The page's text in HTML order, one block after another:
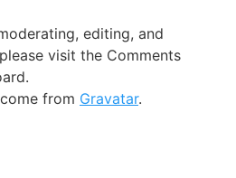
editing, and
visit the Comments
from Gravatar.